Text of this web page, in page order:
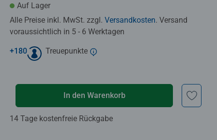
Auf Lager
Alle Preise inkl. MwSt. zzgl. Versandkosten. Versand
voraussichtlich in 5 - 6 Werktagen
+180 Treuepunkte
In den Warenkorb
14 Tage kostenfreie Rückgabe